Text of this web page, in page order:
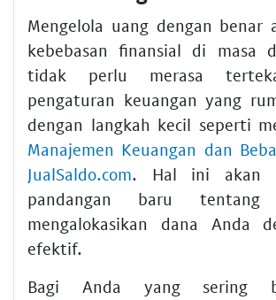
Mengelola uang dengan benar
kebebasan finansial di masa
tidak perlu merasa
pengaturan keuangan yang
dengan langkah kecil seperti
Manajemen Keuangan dan
JualSaldo.com. Hal ini akan
pandangan baru tentang
mengalokasikan dana Anda
efektif.
Bagi Anda yang sering